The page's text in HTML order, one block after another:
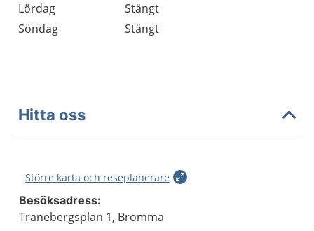
Lördag
Stängt
Söndag
Stängt
Hitta oss
Större karta och reseplanerare
Besöksadress:
Tranebergsplan 1, Bromma